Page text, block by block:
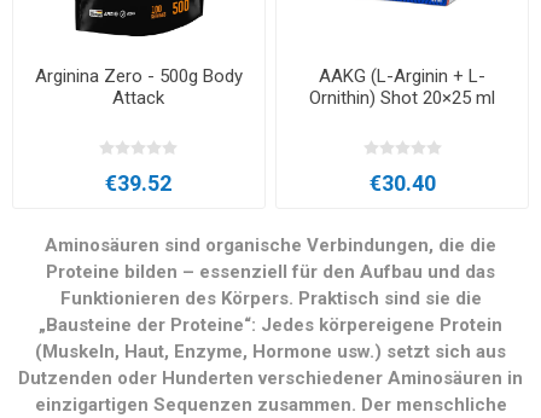
Aminosäuren sind organische Verbindungen, die die
Proteine bilden – essenziell für den Aufbau und das
Funktionieren des Körpers. Praktisch sind sie die
„Bausteine der Proteine“: Jedes körpereigene Protein
(Muskeln, Haut, Enzyme, Hormone usw.) setzt sich aus
Dutzenden oder Hunderten verschiedener Aminosäuren in
einzigartigen Sequenzen zusammen. Der menschliche
Arginina Zero - 500g Body
Attack
€39.52
AAKG (L-Arginin + L-
Ornithin) Shot 20×25 ml
€30.40